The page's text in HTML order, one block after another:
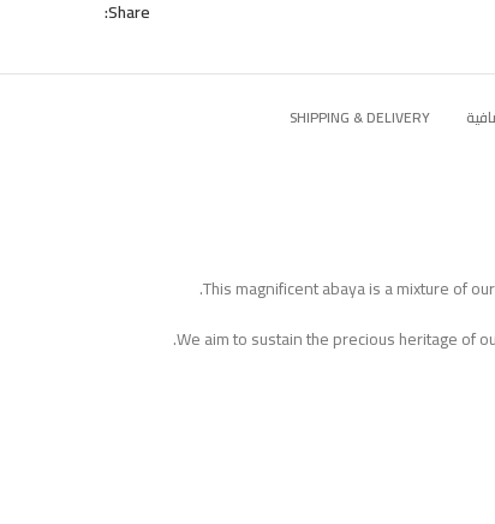
Share:
SHIPPING & DELIVERY
This magnificent abaya is a mixture of
We aim to sustain the precious heritage of